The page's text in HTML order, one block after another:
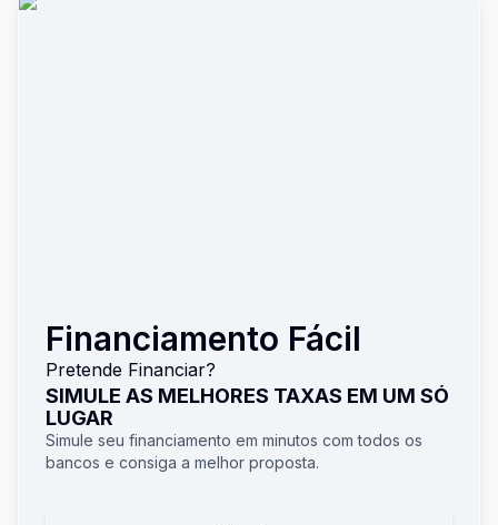
Financiamento Fácil
Pretende Financiar?
SIMULE AS MELHORES TAXAS EM UM SÓ
LUGAR
Simule seu financiamento em minutos com todos os
bancos e consiga a melhor proposta.